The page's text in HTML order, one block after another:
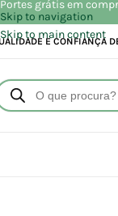
Skip to navigation
Skip to main content
E CONFIANÇA
Portes grátis em